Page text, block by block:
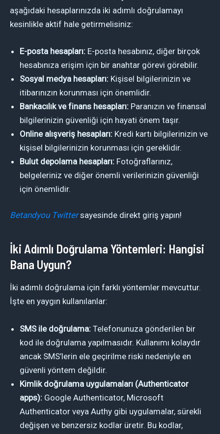
aşağıdaki hesaplarınızda iki adımlı doğrulamayı
kesinlikle aktif hale getirmelisiniz:
E-posta hesapları: E-posta hesabınız, diğer birçok
hesabınıza erişim için bir anahtar görevi görebilir.
Sosyal medya hesapları: Kişisel bilgilerinizin ve
itibarınızın korunması için önemlidir.
Bankacılık ve finans hesapları: Paranızın ve finansal
bilgilerinizin güvenliği için hayati önem taşır.
Online alışveriş hesapları: Kredi kartı bilgilerinizin ve
kişisel bilgilerinizin korunması için gereklidir.
Bulut depolama hesapları: Fotoğraflarınız,
belgeleriniz ve diğer önemli verilerinizin güvenliği
için önemlidir.
Betandyou Twittersayesinde direkt giriş yapın!
İki Adımlı Doğrulama Yöntemleri: Hangisi
Bana Uygun?
İki adımlı doğrulama için farklı yöntemler mevcuttur.
İşte en yaygın kullanılanlar:
SMS ile doğrulama: Telefonunuza gönderilen bir
kod ile doğrulama yapılmasıdır. Kullanımı kolaydır
ancak SMS’lerin ele geçirilme riski nedeniyle en
güvenli yöntem değildir.
Kimlik doğrulama uygulamaları (Authenticator
apps): Google Authenticator, Microsoft
Authenticator veya Authy gibi uygulamalar, sürekli
değişen ve benzersiz kodlar üretir. Bu kodlar,